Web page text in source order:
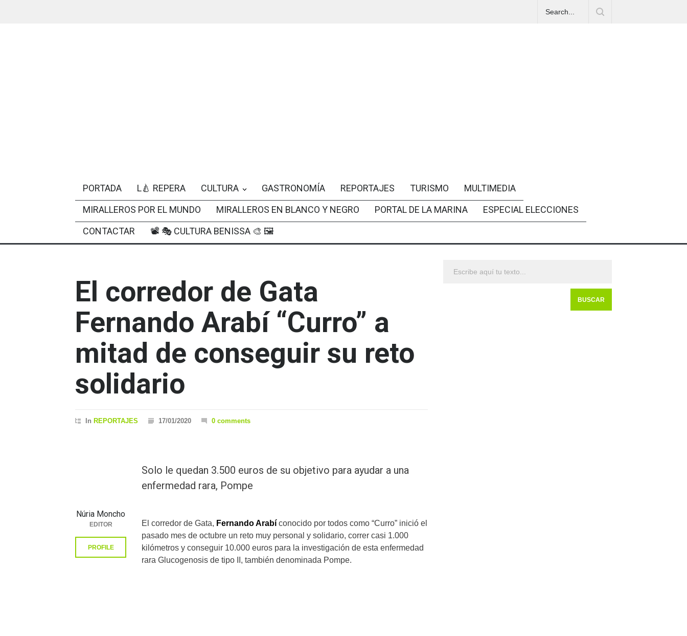
PORTADA L🍐 REPERA CULTURA GASTRONOMÍA REPORTAJES TURISMO
MULTIMEDIA
MIRALLEROS POR EL MUNDO
MIRALLEROS EN BLANCO Y NEGRO PORTAL DE LA MARINA
ESPECIAL ELECCIONES
CONTACTAR
📽 🎭 CULTURA BENISSA 🎨 🖼
El corredor de Gata
Fernando Arabí “Curro” a
mitad de conseguir su reto
solidario
In REPORTAJES 17/01/2020 0 comments
Solo le quedan 3.500 euros de su objetivo para ayudar a una
enfermedad rara, Pompe
El corredor de Gata, Fernando Arabí conocido por todos como “Curro” inició el
pasado mes de octubre un reto muy personal y solidario, correr casi 1.000
kilómetros y conseguir 10.000 euros para la investigación de esta enfermedad
rara Glucogenosis de tipo II, también denominada Pompe.
Núria Moncho
EDITOR
PROFILE